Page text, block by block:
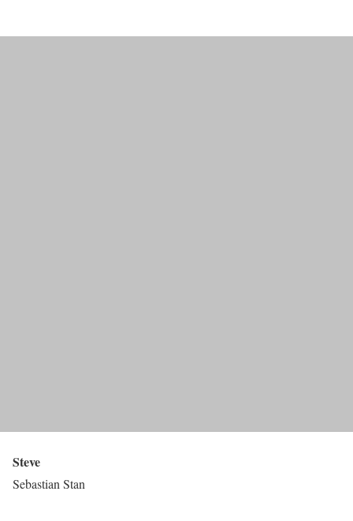
Steve
Sebastian Stan